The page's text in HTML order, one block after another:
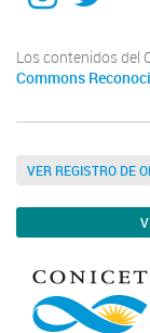
Los contenidos del
Commons
VER REGISTRO DE